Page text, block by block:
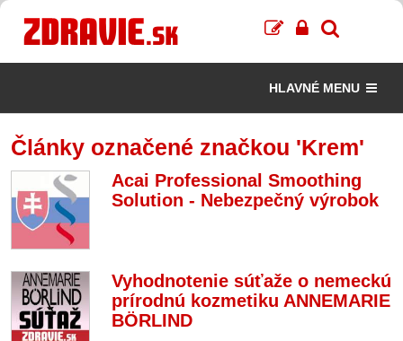
HLAVNÉ MENU
Články označené značkou 'Krem'
Acai Professional Smoothing
Solution - Nebezpečný výrobok
Vyhodnotenie súťaže o nemeckú
prírodnú kozmetiku ANNEMARIE
BÖRLIND